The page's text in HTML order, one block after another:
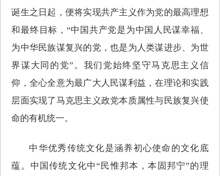
诞生之日起，便将实现共产主义作为党的最高理想
和最终目标，“中国共产党是为中国人民谋幸福、
为中华民族谋复兴的党，也是为人类谋进步、为世
界谋大同的党”。我们党始终坚守马克思主义信
仰，全心全意为最广大人民谋利益，在理论和实践
层面实现了马克思主义政党本质属性与民族复兴使
命的有机统一。
中华优秀传统文化是涵养初心使命的文化底
蕴。中国传统文化中“民惟邦本，本固邦宁”的理